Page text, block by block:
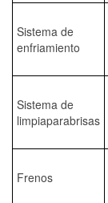
Sistema de
enfriamiento
Sistema de
limpiaparabrisas
Frenos